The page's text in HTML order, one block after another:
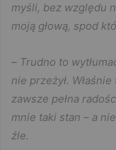
myśli, bez względu
moją głową, spod
– Trudno to
nie przeżył.
zawsze pełna
mnie taki stan – a
źle.